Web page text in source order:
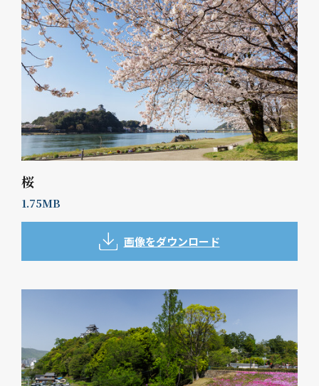
桜
1.75MB
画像をダウンロード